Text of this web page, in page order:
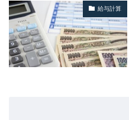
給与計算